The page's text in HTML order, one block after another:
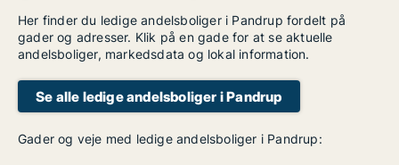
Her finder du ledige andelsboliger i Pandrup fordelt på
gader og adresser. Klik på en gade for at se aktuelle
andelsboliger, markedsdata og lokal information.
Se alle ledige andelsboliger i Pandrup
Gader og veje med ledige andelsboliger i Pandrup: